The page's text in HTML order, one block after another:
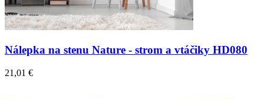
Nálepka na stenu Nature - strom a vtáčiky HD080
21,01 €